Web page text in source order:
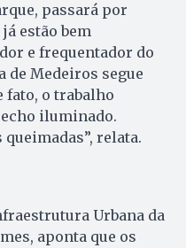
passará por
estão bem
e frequentador do
de Medeiros segue
fato, o trabalho
iluminado.
relata.
Urbana da
aponta que os